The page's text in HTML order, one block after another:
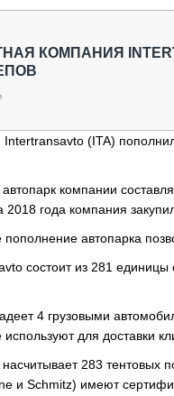
СТРАХОВАНИЕ
КРУПНЫМ ПЛАНОМ
ИНДУСТРИЯ
КОМПАНИЯ
Intertransavto (ITA)
компании
2018 года компания
автопарка
состоит из 281
4 грузовыми
для доставки
насчитывает 283
и Schmitz) имеют